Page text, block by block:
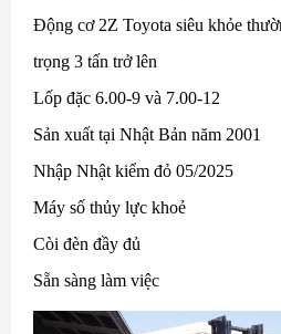
Động cơ 2Z Toyota siêu khỏe
trọng 3 tấn trở lên
Lốp đặc 6.00-9 và 7.00-12
Sản xuất tại Nhật Bản năm 2001
Nhập Nhật kiểm đỏ 05/2025
Máy số thủy lực khoẻ
Còi đèn đầy đủ
Sẵn sàng làm việc